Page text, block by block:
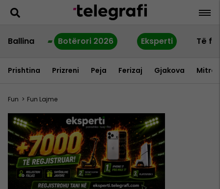
Ballina Botërori 2026 Eksperti Të
Prishtina Prizreni Peja Ferizaj Gjakova
Fun > Fun Lajme